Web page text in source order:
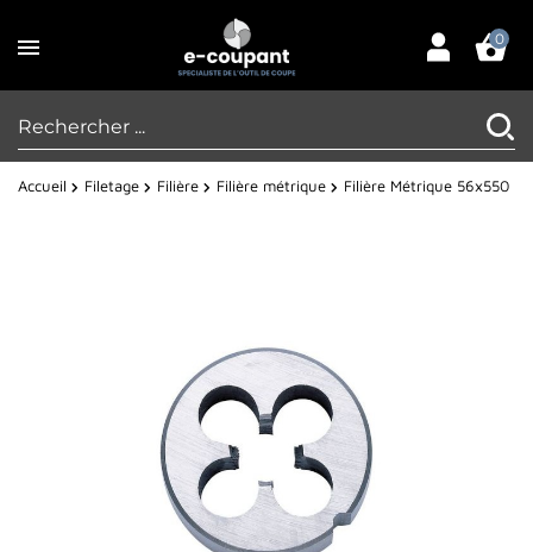
0
Accueil Filetage Filière Filière métrique Filière Métrique 56x550